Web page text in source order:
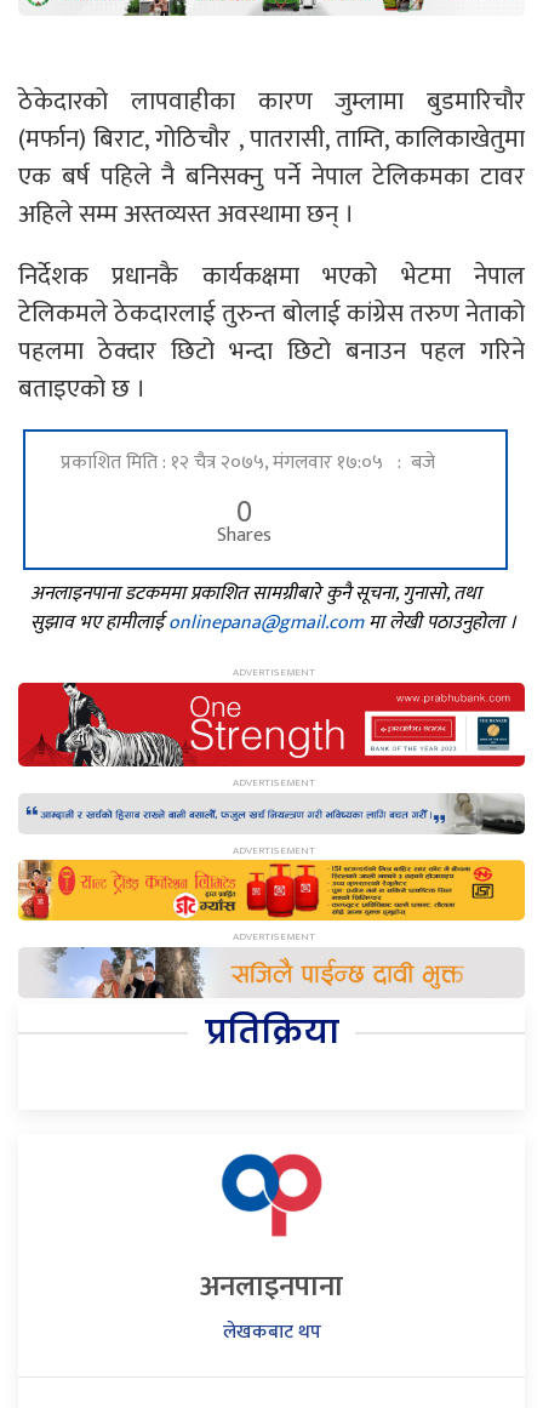
ठेकेदारको लापवाहीका कारण जुम्लामा बुडमारिचौर
(मर्फान) बिराट, गोठिचौर , पातरासी, ताम्ति, कालिकाखेतुमा
एक बर्ष पहिले नै बनिसक्नु पर्ने नेपाल टेलिकमका टावर
अहिले सम्म अस्तव्यस्त अवस्थामा छन् ।
निर्देशक प्रधानकै कार्यकक्षमा भएको भेटमा नेपाल
टेलिकमले ठेकदारलाई तुरुन्त बोलाई कांग्रेस तरुण नेताको
पहलमा ठेक्दार छिटो भन्दा छिटो बनाउन पहल गरिने
बताइएको छ ।
प्रकाशित मिति : १२ चैत्र २०७५, मंगलवार १७:०५ : बजे
0
Shares
अनलाइनपाना डटकममा प्रकाशित सामग्रीबारे कुनै सूचना, गुनासो, तथा
सुझाव भए हामीलाईonlinepana@gmail.comमा लेखी पठाउनुहोला ।
प्रतिक्रिया
अनलाइनपाना
लेखकबाट थप